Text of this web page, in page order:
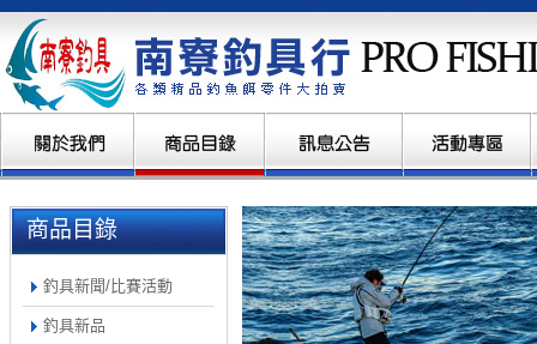
商品目錄
釣具新聞/比賽活動
釣具新品